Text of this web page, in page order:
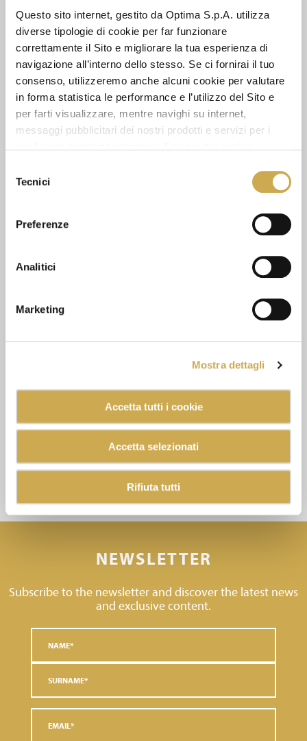
Questo sito internet, gestito da Optima S.p.A. utilizza
diverse tipologie di cookie per far funzionare
correttamente il Sito e migliorare la tua esperienza di
navigazione all’interno dello stesso. Se ci fornirai il tuo
consenso, utilizzeremo anche alcuni cookie per valutare
in forma statistica le performance e l’utilizzo del Sito e
per farti visualizzare, mentre navighi su internet,
messaggi pubblicitari dei nostri prodotti e servizi per i
delTecnici
Preferenze
Analitici
Marketing
Mostra dettagli
Accetta tutti i cookie
Accetta selezionati
Rifiuta tutti
SEE ALSO
NEWSLETTER
Subscribe to the newsletter and discover the latest news
and exclusive content.